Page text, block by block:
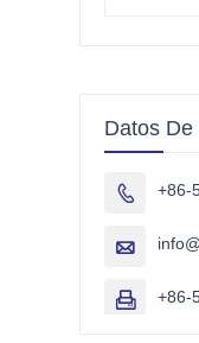
Datos
 +86-

 +86-